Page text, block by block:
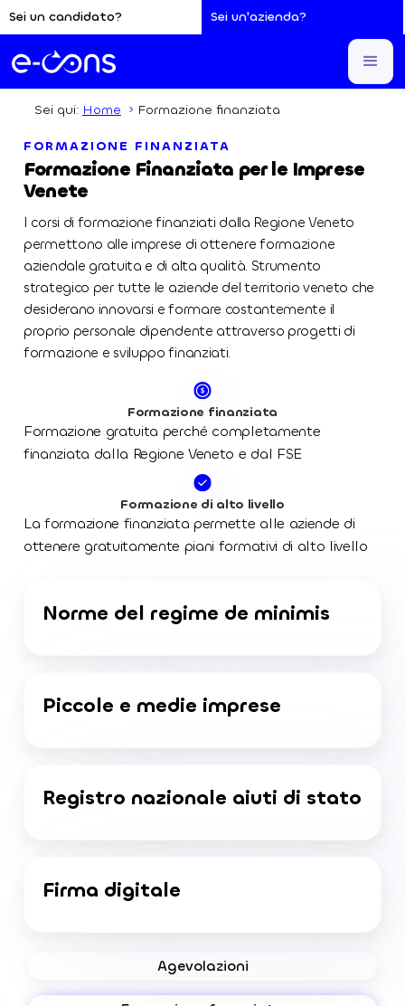
Sei un candidato? Sei un'azienda?
Sei qui: Home Formazione finanziata
FORMAZIONE FINANZIATA
Formazione Finanziata per le Imprese
Venete
I corsi di formazione finanziati dalla Regione Veneto
permettono alle imprese di ottenere formazione
aziendale gratuita e di alta qualità. Strumento
strategico per tutte le aziende del territorio veneto che
desiderano innovarsi e formare costantemente il
proprio personale dipendente attraverso progetti di
formazione e sviluppo finanziati.
Formazione finanziata
Formazione gratuita perché completamente
finanziata dalla Regione Veneto e dal FSE
Formazione di alto livello
La formazione finanziata permette alle aziende di
ottenere gratuitamente piani formativi di alto livello
Norme del regime de minimis
Piccole e medie imprese
Registro nazionale aiuti di stato
Firma digitale
Agevolazioni